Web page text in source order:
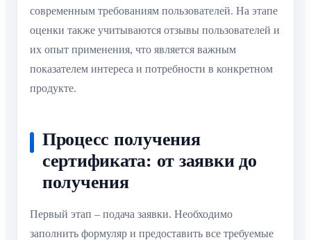
современным требованиям пользователей. На этапе
оценки также учитываются отзывы пользователей и
их опыт применения, что является важным
показателем интереса и потребности в конкретном
продукте.
Процесс получения
сертификата: от заявки до
получения
Первый этап – подача заявки. Необходимо
заполнить формуляр и предоставить все требуемые